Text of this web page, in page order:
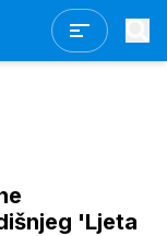
'Ljeta